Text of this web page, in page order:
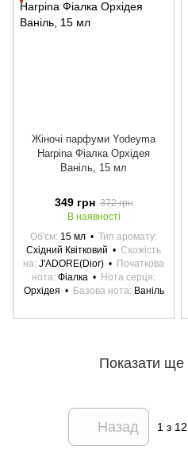
Жіночі парфуми Yodeyma
Harpina Фіалка Орхідея
Ваніль, 15 мл
349 грн 372 грн
В наявності
Об'єм 15 мл
Тип аромату
Східний Квітковий
Схожість
на J'ADORE(Dior)
Початкова
нота Фіалка
Нота серця
Орхідея
Базова нота Ваніль
Показати ще
Назад 1 з 12